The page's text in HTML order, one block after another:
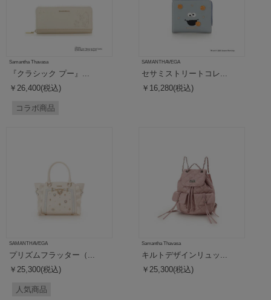
Samantha Thavasa
『クラシック プー』...
￥26,400(税込)
コラボ商品
SAMANTHAVEGA
セサミストリートコレ...
￥16,280(税込)
SAMANTHAVEGA
プリズムフラッター（...
￥25,300(税込)
人気商品
Samantha Thavasa
キルトデザインリュッ...
￥25,300(税込)